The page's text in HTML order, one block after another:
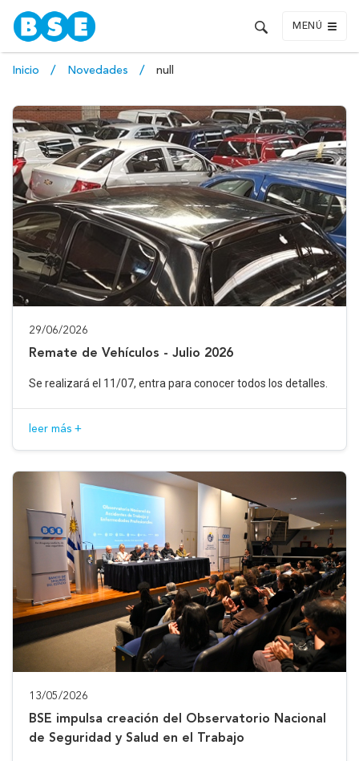
MENÚ
Inicio Novedades null
29/06/2026
Remate de Vehículos - Julio 2026
Se realizará el 11/07, entra para conocer todos los detalles.
leer más +
13/05/2026
BSE impulsa creación del Observatorio Nacional
de Seguridad y Salud en el Trabajo